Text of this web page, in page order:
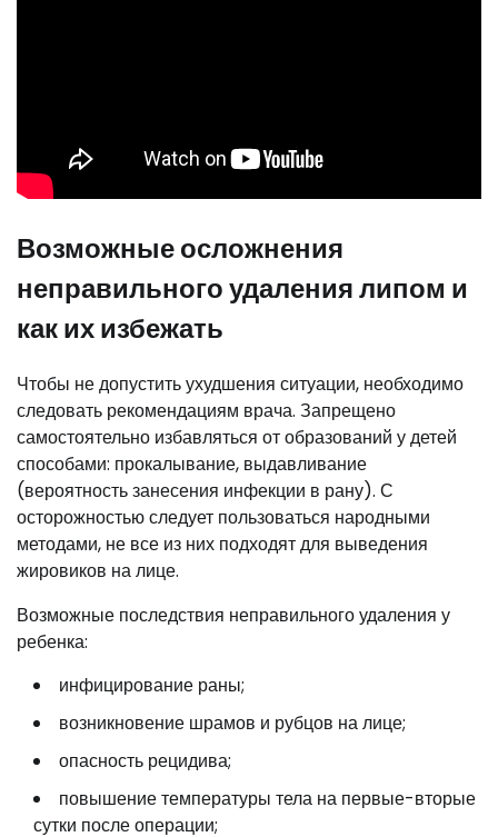
Возможные осложнения
неправильного удаления липом и
как их избежать
Чтобы не допустить ухудшения ситуации, необходимо
следовать рекомендациям врача. Запрещено
самостоятельно избавляться от образований у детей
способами: прокалывание, выдавливание
(вероятность занесения инфекции в рану). С
осторожностью следует пользоваться народными
методами, не все из них подходят для выведения
жировиков на лице.
Возможные последствия неправильного удаления у
ребенка:
инфицирование раны;
возникновение шрамов и рубцов на лице;
опасность рецидива;
повышение температуры тела на первые-вторые
сутки после операции;